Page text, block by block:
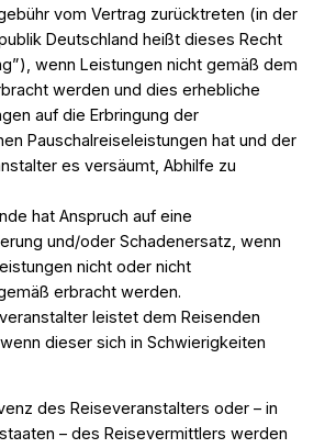
vom Vertrag zurücktreten (in der
Deutschland heißt dieses Recht
wenn Leistungen nicht gemäß dem
werden und dies erhebliche
auf die Erbringung der
Pauschalreiseleistungen hat und der
es versäumt, Abhilfe zu
hat Anspruch auf eine
und/oder Schadenersatz, wenn
nicht oder nicht
erbracht werden.
leistet dem Reisenden
dieser sich in Schwierigkeiten
des Reiseveranstalters oder – in
– des Reisevermittlers werden